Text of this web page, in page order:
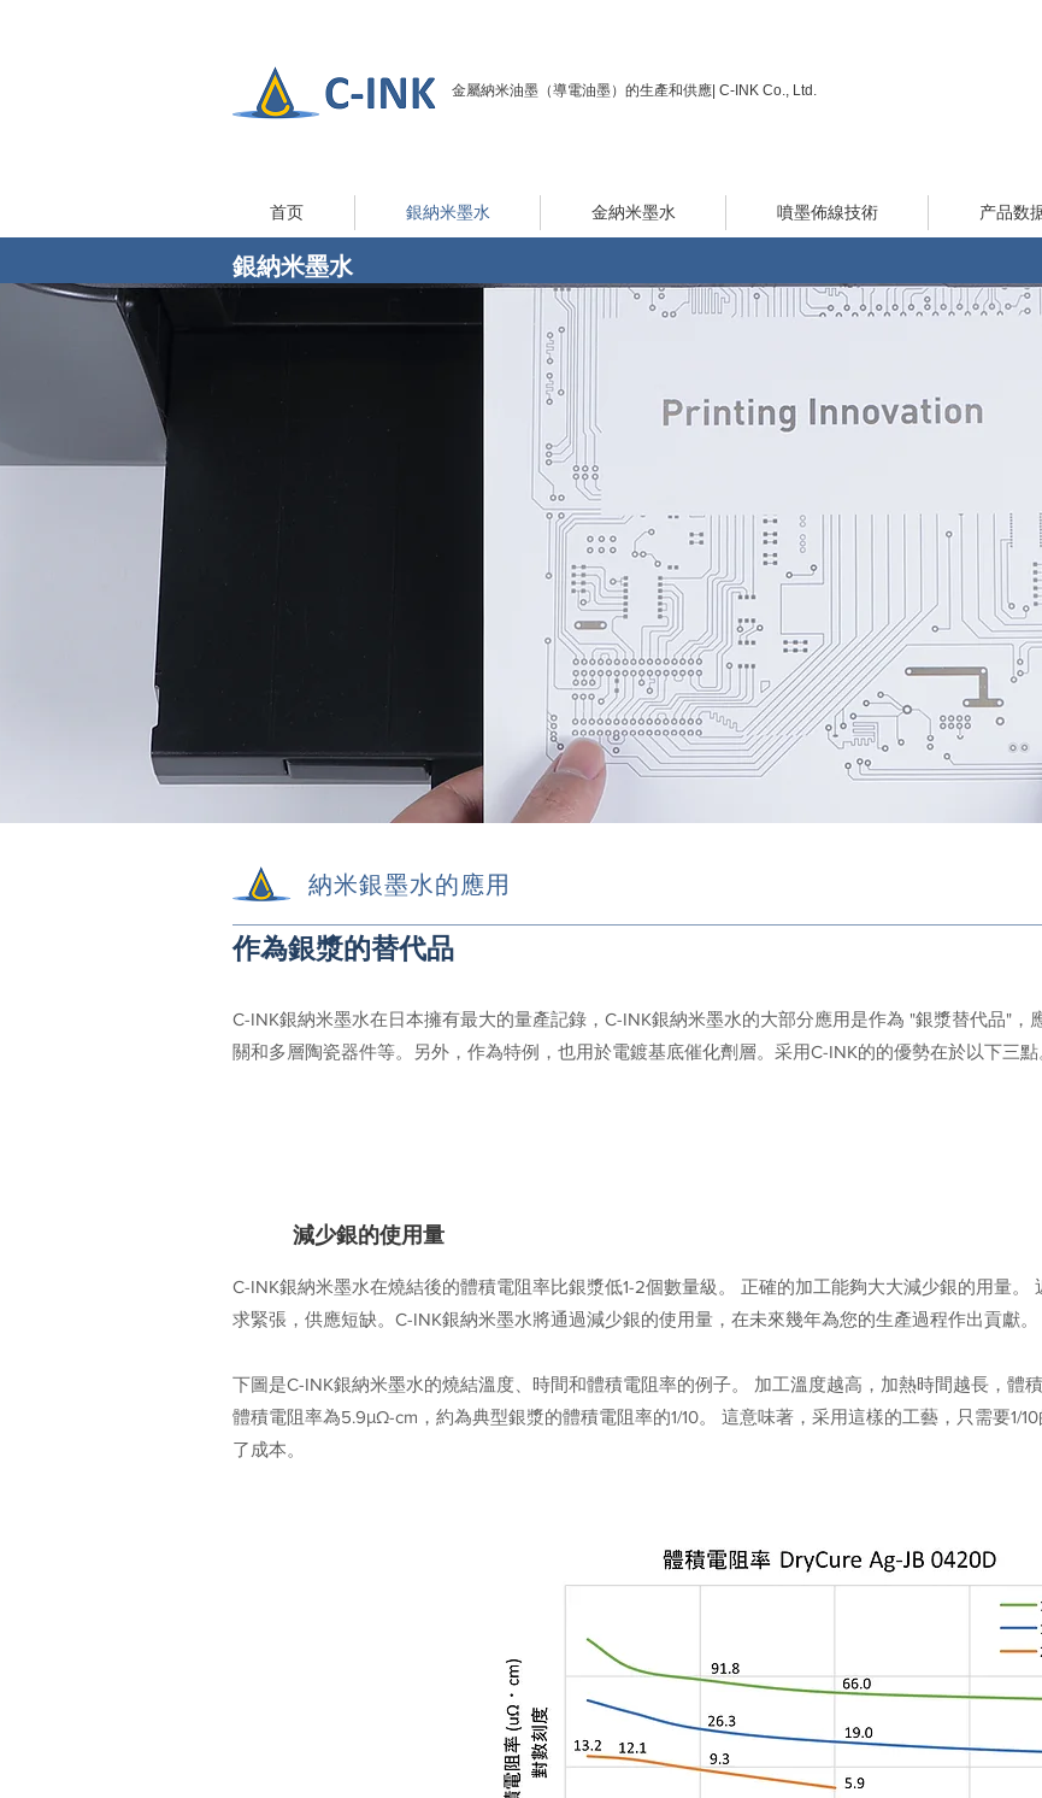
金屬納米油墨（導電油墨）的生產和供應| C-INK Co., Ltd.
首页 銀納米墨水 金納米墨水 噴墨佈線技術 产品数
​銀納米墨水
納米銀墨水的應用
作為銀漿的替代品
C-INK銀納米墨水在日本擁有最大的量產記錄，C-INK銀納米墨水的大部分應用是作為 "銀漿替代品"
關和多層陶瓷器件等。另外，作為特例，也用於電鍍基底催化劑層。采用C-INK的的優勢在於以下三點
減少銀的使用量
C-INK銀納米墨水在燒結後的體積電阻率比銀漿低1-2個數量級。 正確的加工能夠大大減少銀的用量
求緊張，供應短缺。C-INK銀納米墨水將通過減少銀的使用量，在未來幾年為您的生產過程作出貢獻。
下圖是C-INK銀納米墨水的燒結溫度、時間和體積電阻率的例子。 加工溫度越高，加熱時間越長，體
體積電阻率為5.9μΩ-cm，約為典型銀漿的體積電阻率的1/10。 這意味著，采用這樣的工藝，只需要1/
了成本。